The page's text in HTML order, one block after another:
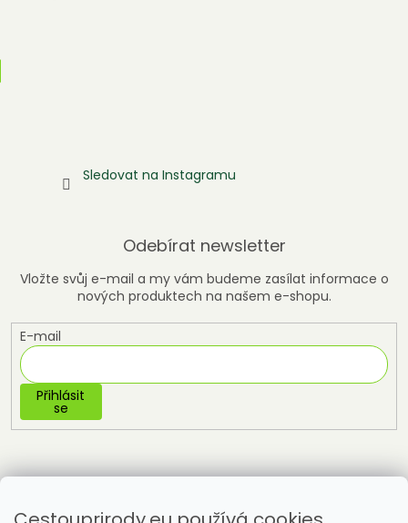
Sledovat na Instagramu
Odebírat newsletter
Vložte svůj e-mail a my vám budeme zasílat informace o
nových produktech na našem e-shopu.
E-mail
Přihlásit
se